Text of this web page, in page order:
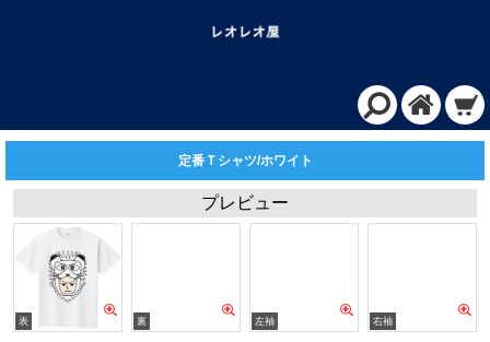
定番Ｔシャツ/ホワイト
プレビュー